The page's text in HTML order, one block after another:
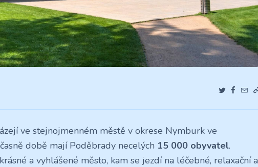
ve stejnojmenném městě v okrese Nymburk ve
době mají Poděbrady necelých 15 000 obyvatel.
a vyhlášené město, kam se jezdí na léčebné, relaxační a